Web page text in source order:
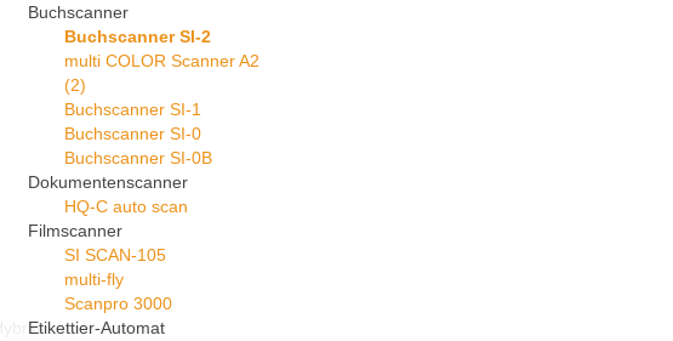
Buchscanner
Buchscanner SI-2
multi COLOR Scanner A2
(2)
Buchscanner SI-1
Buchscanner SI-0
Buchscanner SI-0B
Dokumentenscanner
HQ-C auto scan
Filmscanner
SI SCAN-105
multi-fly
Scanpro 3000
Etikettier-Automat
Hybrid